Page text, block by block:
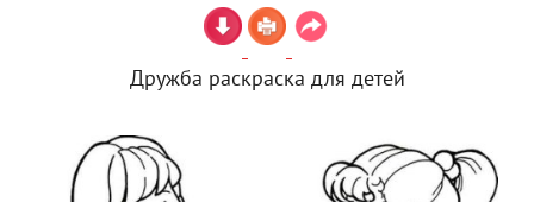
Дружба раскраска для детей